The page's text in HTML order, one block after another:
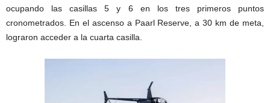
ocupando las casillas 5 y 6 en los tres primeros puntos
cronometrados. En el ascenso a Paarl Reserve, a 30 km de meta,
lograron acceder a la cuarta casilla.